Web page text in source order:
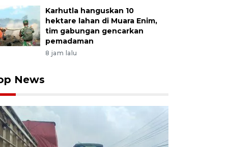
Karhutla hanguskan 10
hektare lahan di Muara Enim,
tim gabungan gencarkan
pemadaman
8 jam lalu
News